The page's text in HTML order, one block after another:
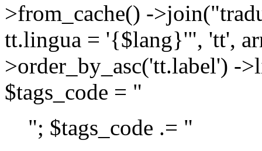
>from_cache() -
tt.lingua = '{$lang}'", 'tt',
>order_by_asc('tt.label') -
$tags_code = "
"; $tags_code .= "